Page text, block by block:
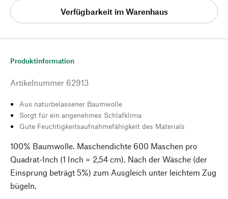
Verfügbarkeit im Warenhaus
Produktinformation
Artikelnummer 62913
Aus naturbelassener Baumwolle
Sorgt für ein angenehmes Schlafklima
Gute Feuchtigkeitsaufnahmefähigkeit des Materials
100% Baumwolle. Maschendichte 600 Maschen pro
Quadrat-Inch (1 Inch = 2,54 cm). Nach der Wäsche (der
Einsprung beträgt 5%) zum Ausgleich unter leichtem Zug
bügeln.